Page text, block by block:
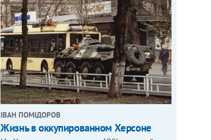
ІВАН ПОМІДОРОВ
Жизнь в оккупированном Херсоне